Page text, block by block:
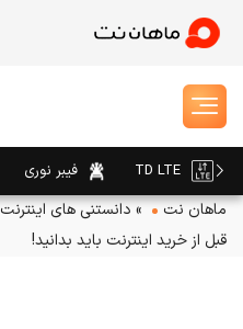
TD LTE فیبر نوری
ماهان نت » دانستنی های اینترنت
قبل از خرید اینترنت باید بدانید!